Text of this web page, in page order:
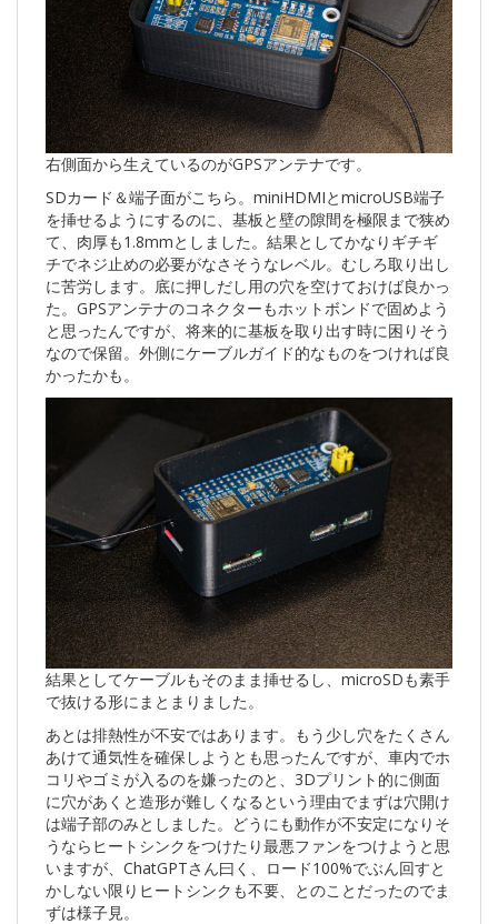
右側面から生えているのがGPSアンテナです。
SDカード＆端子面がこちら。miniHDMIとmicroUSB端子
を挿せるようにするのに、基板と壁の隙間を極限まで狭め
て、肉厚も1.8mmとしました。結果としてかなりギチギ
チでネジ止めの必要がなさそうなレベル。むしろ取り出し
に苦労します。底に押しだし用の穴を空けておけば良かっ
た。GPSアンテナのコネクターもホットボンドで固めよう
と思ったんですが、将来的に基板を取り出す時に困りそう
なので保留。外側にケーブルガイド的なものをつければ良
かったかも。
結果としてケーブルもそのまま挿せるし、microSDも素手
で抜ける形にまとまりました。
あとは排熱性が不安ではあります。もう少し穴をたくさん
あけて通気性を確保しようとも思ったんですが、車内でホ
コリやゴミが入るのを嫌ったのと、3Dプリント的に側面
に穴があくと造形が難しくなるという理由でまずは穴開け
は端子部のみとしました。どうにも動作が不安定になりそ
うならヒートシンクをつけたり最悪ファンをつけようと思
いますが、ChatGPTさん曰く、ロード100%でぶん回すと
かしない限りヒートシンクも不要、とのことだったのでま
ずは様子見。